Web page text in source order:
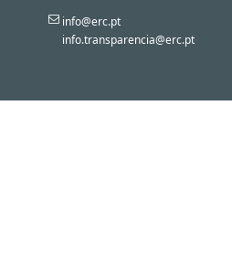
info@erc.pt
info.transparencia@erc.pt